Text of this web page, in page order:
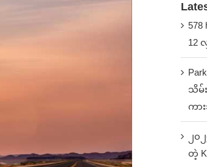
12
သိမ်
ကာ
၂၀
တဲ့